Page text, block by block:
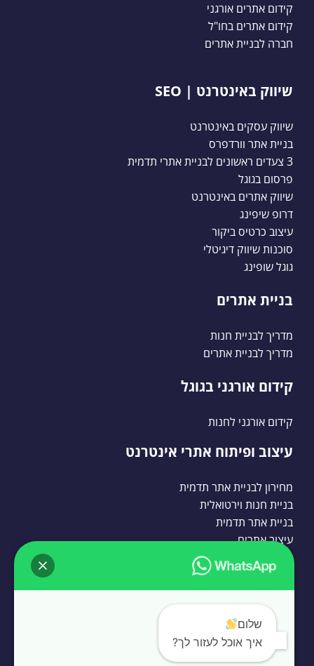
קידום אתרים אורגני
קידום אתרים בחו"ל
חברה לבניית אתרים
שיווק באינטרנט | SEO
שיווק עסקים באינטרנט
בניית אתר וורדפרס
3 צעדים ראשונים לבניית אתרי תדמית
פרסום בגוגל
שיווק אתרים באינטרנט
דרופ שיפינג
עיצוב כרטיס ביקור
סוכנות שיווק דיגיטלי
גוגל שופינג
בניית אתרים
מדריך לבניית חנות
מדריך לבניית אתרים
קידום אורגני בגוגל
קידום אורגני לחנות
עיצוב ופיתוח אתרי אינטרנט
מחירון לבניית אתר תדמית
בניית חנות וירטואלית
בניית אתר תדמית
עיצוב אתרים
בניית אתרי וורדפרס
בניית אתרי וורדפרס
בניית אתרי וורדפרס לעסקים
שלום
איך אוכל לעזור לך?